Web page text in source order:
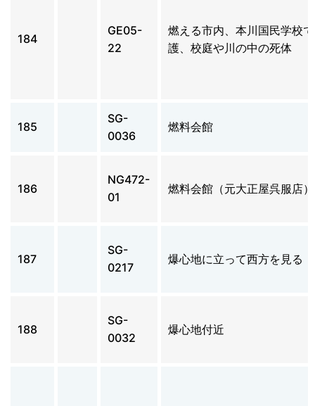
184
GE05-
22
燃える市内、本川国民学校
護、校庭や川の中の死体
185
SG-
0036
燃料会館
186
NG472-
01
燃料会館（元大正屋呉服店）
187
SG-
0217
爆心地に立って西方を見る
188
SG-
0032
爆心地付近